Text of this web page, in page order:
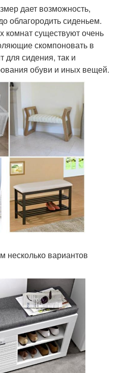
дает возможность,
облагородить сиденьем.
комнат существуют очень
скомпоновать в
для сидения, так и
обуви и иных вещей.
вариантов